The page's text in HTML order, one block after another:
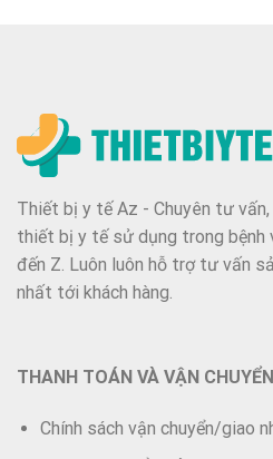
Thiết bị y tế Az - Chuyên tư
thiết bị y tế sử dụng trong bệnh
đến Z. Luôn luôn hỗ trợ tư vấn
nhất tới khách hàng.
THANH TOÁN VÀ VẬN CHUYỂN
Chính sách vận chuyển/giao